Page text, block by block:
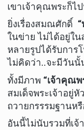
เขาเจ้าคุณพระก็ไ
ยิ่งเรื่องสมณศักดิ์
ในข่าย ไม่ได้อยู่ใน
หลายรูปได้รับการ
ไม่คิดว่า..จะมีวันนั้
ทั้งมีภาพ “เจ้าคุณพ
สมเด็จพระเจ้าอยู่
ถวายกรรรมฐานห
อันนี้ไม่นับรวมที่เ